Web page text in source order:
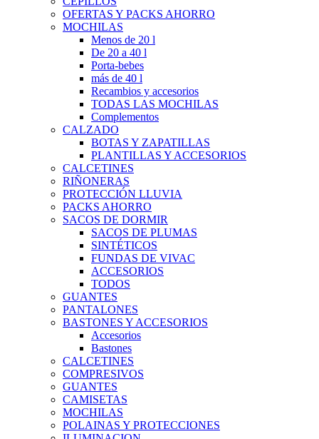
OFERTAS Y PACKS AHORRO
MOCHILAS
Menos de 20 l
De 20 a 40 l
Porta-bebes
más de 40 l
Recambios y accesorios
TODAS LAS MOCHILAS
Complementos
CALZADO
BOTAS Y ZAPATILLAS
PLANTILLAS Y ACCESORIOS
CALCETINES
RIÑONERAS
PROTECCIÓN LLUVIA
PACKS AHORRO
SACOS DE DORMIR
SACOS DE PLUMAS
SINTÉTICOS
FUNDAS DE VIVAC
ACCESORIOS
TODOS
GUANTES
PANTALONES
BASTONES Y ACCESORIOS
Accesorios
Bastones
CALCETINES
COMPRESIVOS
GUANTES
CAMISETAS
MOCHILAS
POLAINAS Y PROTECCIONES